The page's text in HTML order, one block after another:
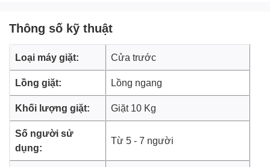
quan sát thời gian và chế độ đang sử dụng.
Thông số kỹ thuật
Loại máy giặt: Cửa trước
Lồng giặt: Lồng ngang
Khối lượng giặt: Giặt 10 Kg
Số người sử
dụng:
Từ 5 - 7 người